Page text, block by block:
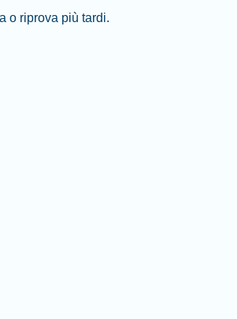
o riprova più tardi.